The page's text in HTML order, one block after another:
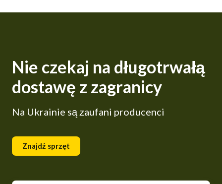
Nie czekaj na długotrwałą
dostawę z zagranicy
Na Ukrainie są zaufani producenci
Znajdź sprzęt